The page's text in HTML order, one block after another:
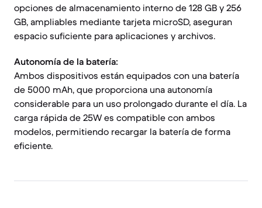
opciones de almacenamiento interno de 128 GB y 256
GB, ampliables mediante tarjeta microSD, aseguran
espacio suficiente para aplicaciones y archivos.
Autonomía de la batería:
Ambos dispositivos están equipados con una batería
de 5000 mAh, que proporciona una autonomía
considerable para un uso prolongado durante el día. La
carga rápida de 25W es compatible con ambos
modelos, permitiendo recargar la batería de forma
eficiente.